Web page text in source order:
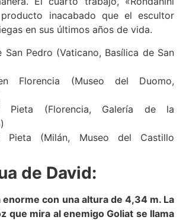
inacabado que el escultor
en sus últimos años de vida.
San Pedro (Vaticano, Basílica de San
Florencia (Museo del Duomo,
Pieta (Florencia, Galería de la
Pieta (Milán, Museo del Castillo
de David:
enorme con una altura de 4,34 m. La
que mira al enemigo Goliat se llama